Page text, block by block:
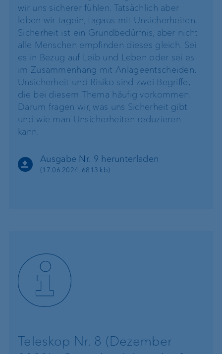
wir uns sicherer fühlen. Tatsächlich aber
leben wir tagein, tagaus mit Unsicherheiten.
Sicherheit ist ein Grundbedürfnis, aber nicht
alle Menschen empfinden dieses gleich. Sei
es in Bezug auf Leib und Leben oder sei es
im Zusammenhang mit Anlageentscheiden.
Unsicherheit und Risiko sind zwei Begriffe,
die bei diesem Thema häufig vorkommen.
Darum fragen wir, was uns Sicherheit gibt
und wie man Unsicherheiten reduzieren
kann.
Ausgabe Nr. 9 herunterladen
(17.06.2024, 6813 kb)
Teleskop Nr. 8 (Dezember